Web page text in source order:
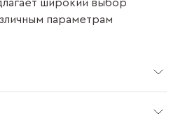
широкий выбор
параметрам